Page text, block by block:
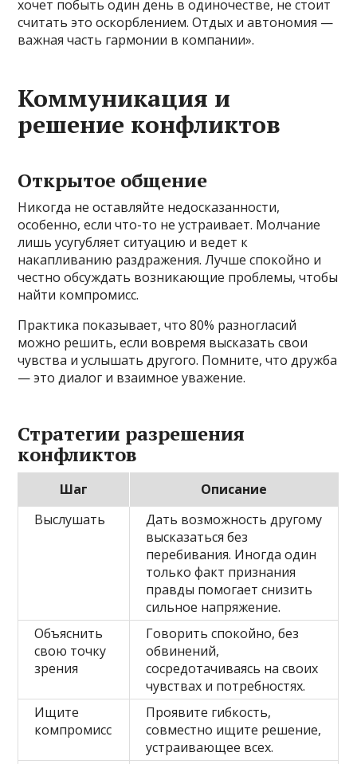
хочет побыть один день в одиночестве, не стоит
считать это оскорблением. Отдых и автономия —
важная часть гармонии в компании».
Коммуникация и
решение конфликтов
Открытое общение
Никогда не оставляйте недосказанности,
особенно, если что-то не устраивает. Молчание
лишь усугубляет ситуацию и ведет к
накапливанию раздражения. Лучше спокойно и
честно обсуждать возникающие проблемы, чтобы
найти компромисс.
Практика показывает, что 80% разногласий
можно решить, если вовремя высказать свои
чувства и услышать другого. Помните, что дружба
— это диалог и взаимное уважение.
Стратегии разрешения
конфликтов
Шаг
Описание
Выслушать
Дать возможность другому
высказаться без
перебивания. Иногда один
только факт признания
правды помогает снизить
сильное напряжение.
Объяснить
свою точку
зрения
Говорить спокойно, без
обвинений,
сосредотачиваясь на своих
чувствах и потребностях.
Ищите
компромисс
Проявите гибкость,
совместно ищите решение,
устраивающее всех.